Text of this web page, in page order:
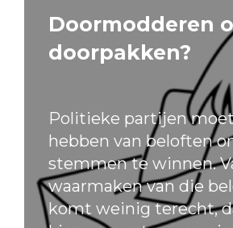
Doormodderen
doorpakken?
Politieke partijen
hebben van beloften
stemmen te winnen.
waarmaken van die
komt weinig terecht,